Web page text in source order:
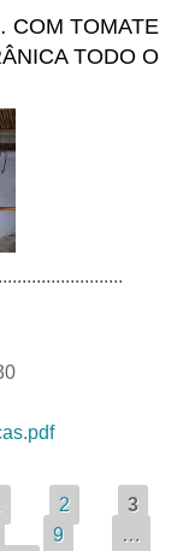
da Dieta
Mediterrânica”
COM TOMATE
TODO O
…
TOMATE DE
2
3
9 …